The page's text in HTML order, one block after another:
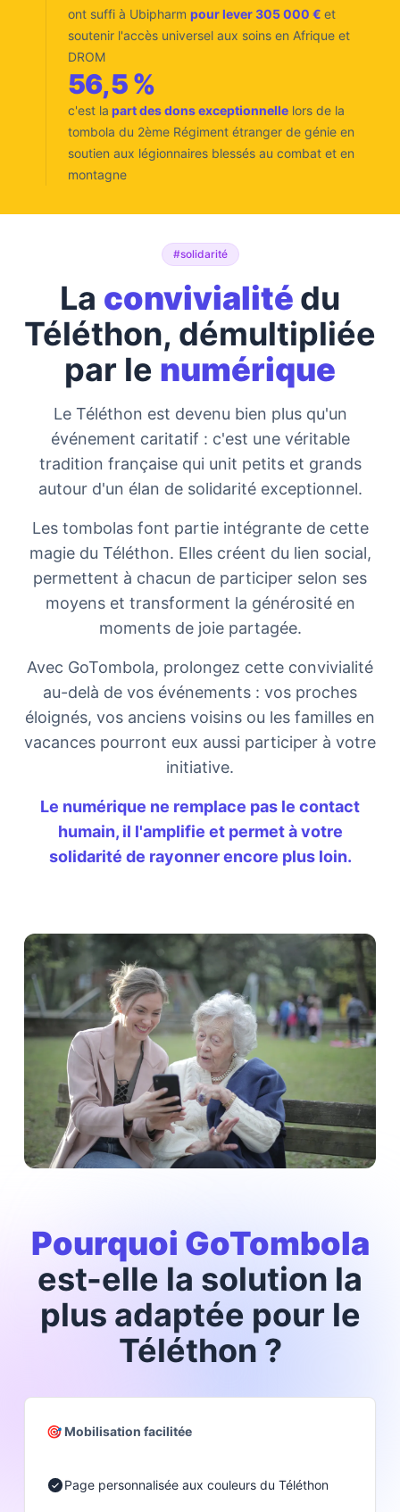
ont suffi à Ubipharm pour lever 305 000 € et
soutenir l'accès universel aux soins en Afrique et
DROM
c'est la part des dons exceptionnellelors de la
tombola du 2ème Régiment étranger de génie en
soutien aux légionnaires blessés au combat et en
montagne
56,5 %
#solidarité
La convivialité du
Téléthon, démultipliée
par le numérique
Le Téléthon est devenu bien plus qu'un
événement caritatif : c'est une véritable
tradition française qui unit petits et grands
autour d'un élan de solidarité exceptionnel.
Les tombolas font partie intégrante de cette
magie du Téléthon. Elles créent du lien social,
permettent à chacun de participer selon ses
moyens et transforment la générosité en
moments de joie partagée.
Avec GoTombola, prolongez cette convivialité
au-delà de vos événements : vos proches
éloignés, vos anciens voisins ou les familles en
vacances pourront eux aussi participer à votre
initiative.
Le numérique ne remplace pas le contact
humain, il l'amplifie et permet à votre
solidarité de rayonner encore plus loin.
Pourquoi GoTombola
est-elle la solution la
plus adaptée pour le
Téléthon ?
🎯 Mobilisation facilitée
Page personnalisée aux couleurs du Téléthon